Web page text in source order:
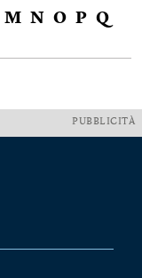
M N O P Q
PUBBLICITÀ